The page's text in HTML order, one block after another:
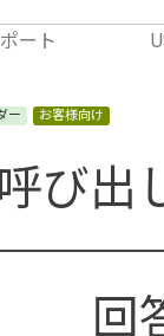
ート
ー お客様向け
呼び出